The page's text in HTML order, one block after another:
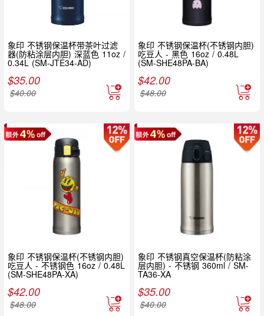
象印 不锈钢保温杯带茶叶过滤
器(防粘涂层内胆) 深蓝色 11oz /
0.34L (SM-JTE34-AD)
$35.00
$40.00
象印 不锈钢保温杯(不锈钢内胆)
吃豆人 - 黑色 16oz / 0.48L
(SM-SHE48PA-BA)
$42.00
$48.00
象印 不锈钢保温杯(不锈钢内胆)
吃豆人 - 不锈钢色 16oz / 0.48L
(SM-SHE48PA-XA)
$42.00
$48.00
象印 不锈钢真空保温杯(防粘涂
层内胆) - 不锈钢 360ml / SM-
TA36-XA
$35.00
$40.00